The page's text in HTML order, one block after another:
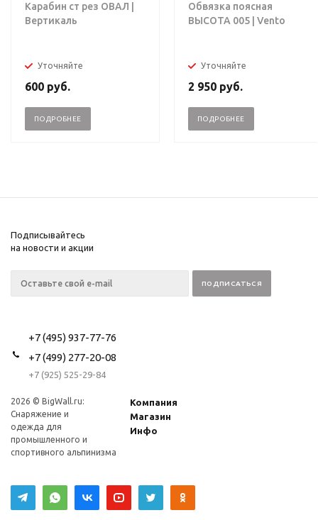
Карабин ст рез ОВАЛ |
Вертикаль
Уточняйте
600 руб.
ПОДРОБНЕЕ
Обвязка поясная
ВЫСОТА 005 | Vento
Уточняйте
2 950 руб.
ПОДРОБНЕЕ
Подписывайтесь
на новости и акции
+7 (495) 937-77-76
+7 (499) 277-20-08
+7 (925) 525-29-84
2026 © BigWall.ru:
Снаряжение и
одежда для
промышленного и
спортивного альпинизма
Компания
Магазин
Инфо